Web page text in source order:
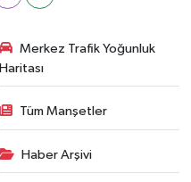
Merkez Trafik Yoğunluk
Haritası
Tüm Manşetler
Haber Arşivi